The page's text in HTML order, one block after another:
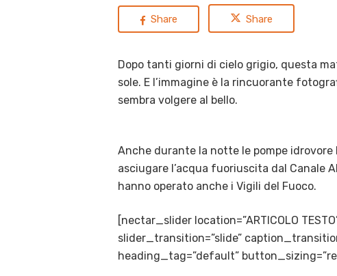
Share Share
Dopo tanti giorni di cielo grigio, questa
sole. E l’immagine è la rincuorante
sembra volgere al bello.
Anche durante la notte le pompe
asciugare l’acqua fuoriuscita dal Canale
hanno operato anche i Vigili del Fuoco.
[nectar_slider location=”ARTICOLO
slider_transition=”slide”
heading_tag=”default”